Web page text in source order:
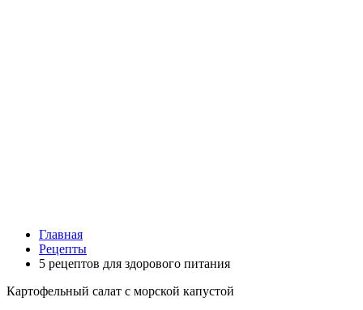
Главная
Рецепты
5 рецептов для здорового питания
Картофельный салат с морской капустой